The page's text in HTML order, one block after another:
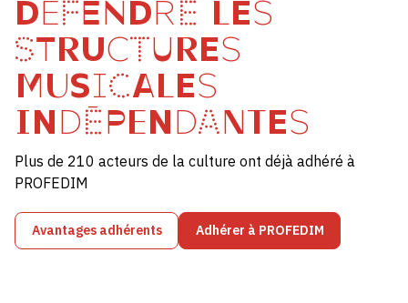
DÉFENDRE LES
STRUCTURES
MUSICALES
INDÉPENDANTES
Plus de 210 acteurs de la culture ont déjà adhéré à
PROFEDIM
Avantages adhérents Adhérer à PROFEDIM